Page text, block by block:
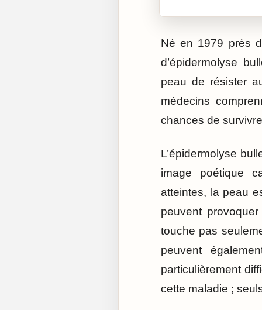
Né en 1979 près
d’épidermolyse
peau de résister
médecins
chances de
L’épidermolyse
image poétique
atteintes, la peau
peuvent
touche pas
peuvent
particulièrement
cette maladie ;